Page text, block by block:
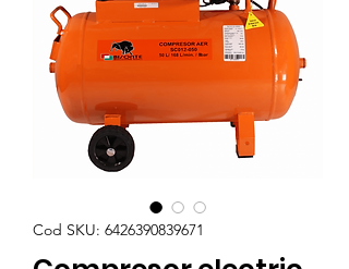
Cod SKU: 6426390839671